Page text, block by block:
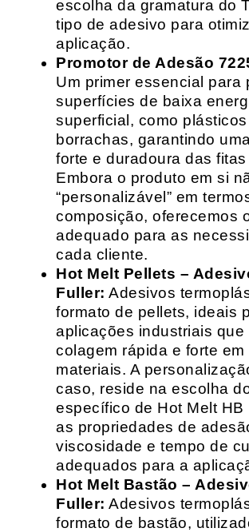
escolha da gramatura do
tipo de adesivo para
aplicação.
Promotor de Adesão
Um primer essencial para
superfícies de baixa
superficial, como plásticos
borrachas, garantindo
forte e duradoura das
Embora o produto em si
“personalizável” em
composição, oferecemos
adequado para as
cada cliente.
Hot Melt Pellets –
Fuller: Adesivos
formato de pellets, ideais
aplicações industriais que
colagem rápida e forte em
materiais. A
caso, reside na escolha
específico de Hot Melt HB
as propriedades de
viscosidade e tempo de
adequados para a
Hot Melt Bastão –
Fuller: Adesivos
formato de bastão,